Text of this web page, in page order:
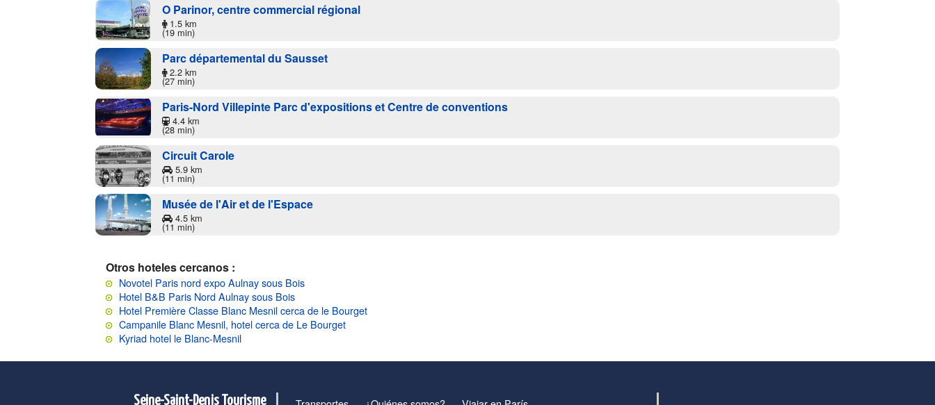
O Parinor, centre commercial régional
1.5 km
(19 min)
Parc départemental du Sausset
2.2 km
(27 min)
Paris-Nord Villepinte Parc d'expositions et Centre de conventions
4.4 km
(28 min)
Circuit Carole
5.9 km
(11 min)
Musée de l'Air et de l'Espace
4.5 km
(11 min)
Otros hoteles cercanos :
Novotel Paris nord expo Aulnay sous Bois
Hotel B&B Paris Nord Aulnay sous Bois
Hotel Première Classe Blanc Mesnil cerca de le Bourget
Campanile Blanc Mesnil, hotel cerca de Le Bourget
Kyriad hotel le Blanc-Mesnil
Seine-Saint-Denis Tourisme